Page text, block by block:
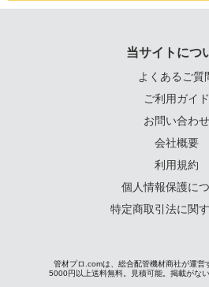
当サイトにつ
よくあるご質
ご利用ガイド
お問い合わせ
会社概要
利用規約
個人情報保護に
特定商取引法に関
管材プロ.comは、総合配管機材商社が運営
5000円以上送料無料。見積可能。掲載がな